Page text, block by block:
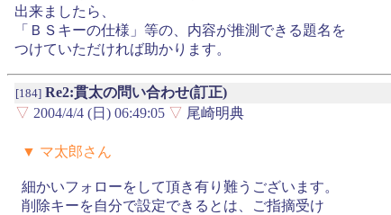
出来ましたら、
「ＢＳキーの仕様」等の、内容が推測できる題名を
つけていただければ助かります。
[184] Re2:貫太の問い合わせ(訂正)
▽ 2004/4/4 (日) 06:49:05 ▽ 尾崎明典
▼ マ太郎さん
細かいフォローをして頂き有り難うございます。
削除キーを自分で設定できるとは、ご指摘受け